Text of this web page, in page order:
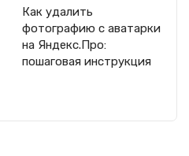
Как удалить
фотографию с аватарки
на Яндекс.Про:
пошаговая инструкция